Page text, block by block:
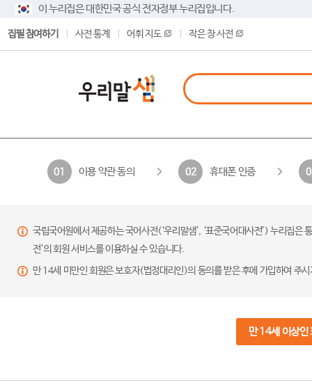
이 누리집은 대한민국 공식 전자정부 누리집입니다.
집필 참여하기 사전 통계 어휘 지도 작은 창 사전
01 이용 약관 동의 02 휴대폰 인증
국립국어원에서 제공하는 국어사전(‘우리말샘’, ‘표준국어대사전’) 누리집
전’의 회원 서비스를 이용하실 수 있습니다.
만 14세 미만인 회원은 보호자(법정대리인)의 동의를 받은 후에 가입하여 주
만 14세 이상인